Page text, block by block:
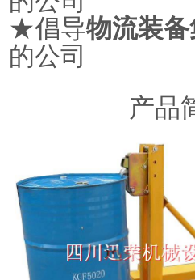
★倡导物流装
的公司
产品